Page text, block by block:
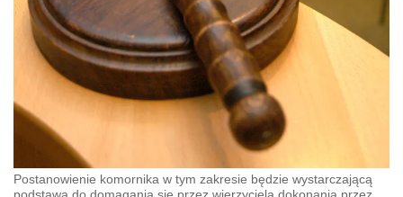
Postanowienie komornika w tym zakresie będzie wystarczającą